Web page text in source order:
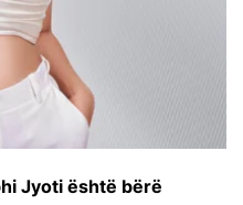
Jyoti është bërë